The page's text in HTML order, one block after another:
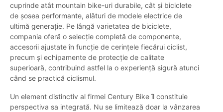
cuprinde atât mountain bike-uri durabile, cât și biciclete
de șosea performante, alături de modele electrice de
ultimă generație. Pe lângă varietatea de biciclete,
compania oferă o selecție completă de componente,
accesorii ajustate în funcție de cerințele fiecărui ciclist,
precum și echipamente de protecție de calitate
superioară, contribuind astfel la o experiență sigură atunci
când se practică ciclismul.
Un element distinctiv al firmei Century Bike îl constituie
perspectiva sa integrată. Nu se limitează doar la vânzarea